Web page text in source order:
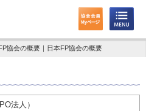
協会の概要｜日本FP協会の概要
法人）